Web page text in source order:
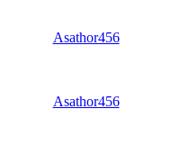
Asathor456
Asathor456